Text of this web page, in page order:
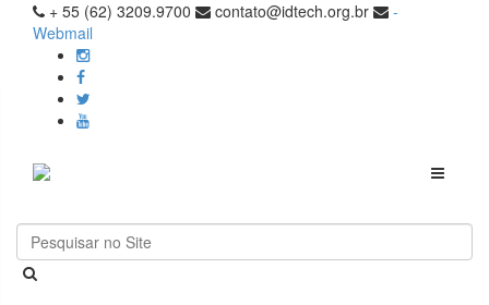
+ 55 (62) 3209.9700 contato@idtech.org.br
-
Webmail
Toggle